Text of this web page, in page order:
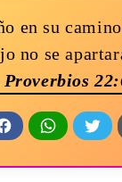
en su
no se